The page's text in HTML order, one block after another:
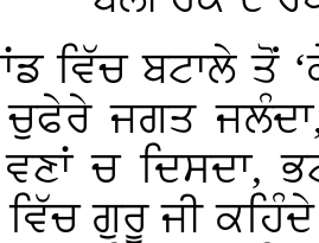
ਵਿੱਚ ਬਟਾਲੇ ਤੋਂ
ਚੁਫੇਰੇ ਜਗਤ
ਚ ਦਿਸਦਾ,
ਵਿੱਚ ਗੁਰੂ ਜੀ